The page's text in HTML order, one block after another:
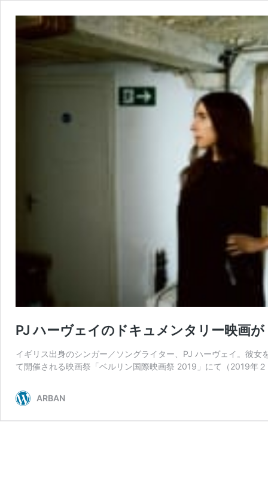
PJ ハーヴェイのドキュメンタリー映画
イギリス出身のシンガー／ソングライター、PJ ハーヴェイ。彼
て開催される映画祭「ベルリン国際映画祭 2019」にて（2019年
ARBAN